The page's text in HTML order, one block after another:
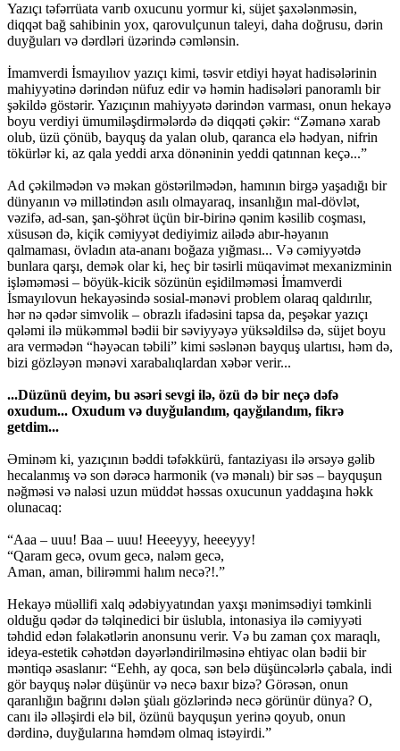
Yazıçı təfərrüata varıb oxucunu yormur ki, süjet şaxələnməsin,
diqqət bağ sahibinin yox, qarovulçunun taleyi, daha doğrusu, dərin
duyğuları və dərdləri üzərində cəmlənsin.
İmamverdi İsmayılıov yazıçı kimi, təsvir etdiyi həyat hadisələrinin
mahiyyətinə dərindən nüfuz edir və həmin hadisələri panoramlı bir
şəkildə göstərir. Yazıçının mahiyyətə dərindən varması, onun hekayə
boyu verdiyi ümumiləşdirmələrdə də diqqəti çəkir: “Zəmanə xarab
olub, üzü çönüb, bayquş da yalan olub, qaranca elə hədyan, nifrin
tökürlər ki, az qala yeddi arxa dönəninin yeddi qatınnan keçə...”
Ad çəkilmədən və məkan göstərilmədən, hamının birgə yaşadığı bir
dünyanın və millətindən asılı olmayaraq, insanlığın mal-dövlət,
vəzifə, ad-san, şan-şöhrət üçün bir-birinə qənim kəsilib coşması,
xüsusən də, kiçik cəmiyyət dediyimiz ailədə abır-həyanın
qalmaması, övladın ata-ananı boğaza yığması... Və cəmiyyətdə
bunlara qarşı, demək olar ki, heç bir təsirli müqavimət mexanizminin
işləməməsi – böyük-kicik sözünün eşidilməməsi İmamverdi
İsmayılovun hekayəsində sosial-mənəvi problem olaraq qaldırılır,
hər nə qədər simvolik – obrazlı ifadəsini tapsa da, peşəkar yazıçı
qələmi ilə mükəmməl bədii bir səviyyəyə yüksəldilsə də, süjet boyu
ara vermədən “həyəcan təbili” kimi səslənən bayquş ulartısı, həm də,
bizi gözləyən mənəvi xarabalıqlardan xəbər verir...
...Düzünü deyim, bu əsəri sevgi ilə, özü də bir neçə dəfə
oxudum... Oxudum və duyğulandım, qayğılandım, fikrə
getdim...
Əminəm ki, yazıçının bəddi təfəkkürü, fantaziyası ilə ərsəyə gəlib
hecalanmış və son dərəcə harmonik (və mənalı) bir səs – bayquşun
nəğməsi və naləsi uzun müddət həssas oxucunun yaddaşına həkk
olunacaq:
“Aaa – uuu! Baa – uuu! Heeeyyy, heeeyyy!
“Qaram gecə, ovum gecə, naləm gecə,
Aman, aman, bilirəmmi halım necə?!.”
Hekayə müəllifi xalq ədəbiyyatından yaxşı mənimsədiyi təmkinli
olduğu qədər də təlqinedici bir üslubla, intonasiya ilə cəmiyyəti
təhdid edən fəlakətlərin anonsunu verir. Və bu zaman çox maraqlı,
ideya-estetik cəhətdən dəyərləndirilməsinə ehtiyac olan bədii bir
məntiqə əsaslanır: “Eehh, ay qoca, sən belə düşüncələrlə çabala, indi
gör bayquş nələr düşünür və necə baxır bizə? Görəsən, onun
qaranlığın bağrını dələn şüalı gözlərində necə görünür dünya? O,
canı ilə əlləşirdi elə bil, özünü bayquşun yerinə qoyub, onun
dərdinə, duyğularına həmdəm olmaq istəyirdi.”